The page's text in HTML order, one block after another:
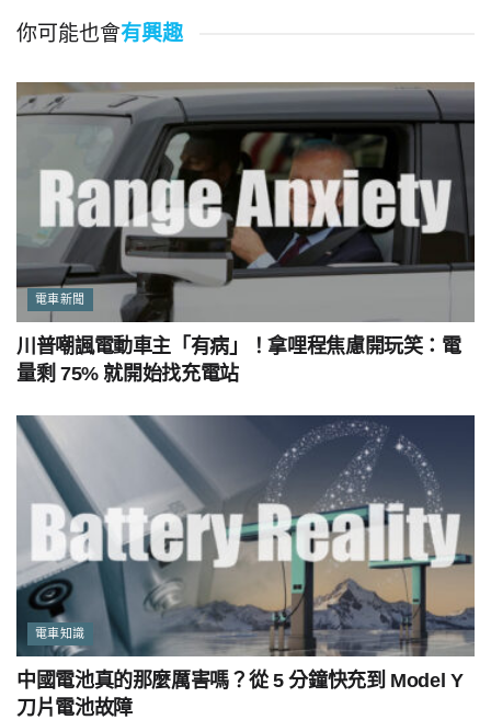
你可能也會有興趣
電車新聞
川普嘲諷電動車主「有病」！拿哩程焦慮開玩笑：電
量剩 75% 就開始找充電站
電車知識
中國電池真的那麼厲害嗎？從 5 分鐘快充到 Model Y
刀片電池故障